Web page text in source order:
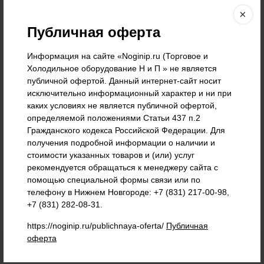
Публичная оферта
Информация на сайте «Noginip.ru (Торговое и
Холодильное оборудование Н и П » не является
публичной офертой. Данный интернет-сайт носит
исключительно информационный характер и ни при
каких условиях не является публичной офертой,
определяемой положениями Статьи 437 п.2
Гражданского кодекса Российской Федерации. Для
получения подробной информации о наличии и
стоимости указанных товаров и (или) услуг
рекомендуется обращаться к менеджеру сайта с
помощью специальной формы связи или по
телефону в Нижнем Новгороде: +7 (831) 217-00-98,
+7 (831) 282-08-31.
https://noginip.ru/publichnaya-oferta/ Публичная
оферта
×
Печь для пиццы GAM
FOR SB66GTR400 бу
Вместительная печь на 12
пицц с шикарным
состоянием...
210 000